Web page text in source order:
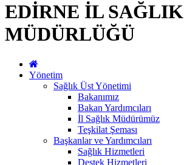
EDİRNE İL SAĞLIK
MÜDÜRLÜĞÜ
Yönetim
Sağlık Üst Yönetimi
Bakanımız
Bakan Yardımcıları
İl Sağlık Müdürümüz
Teşkilat Şeması
Başkanlar ve Yardımcıları
Sağlık Hizmetleri
Destek Hizmetleri